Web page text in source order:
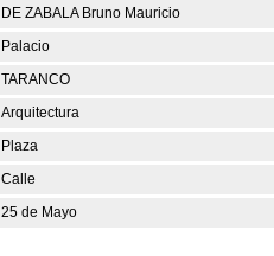
DE ZABALA Bruno Mauricio
Palacio
TARANCO
Arquitectura
Plaza
Calle
25 de Mayo